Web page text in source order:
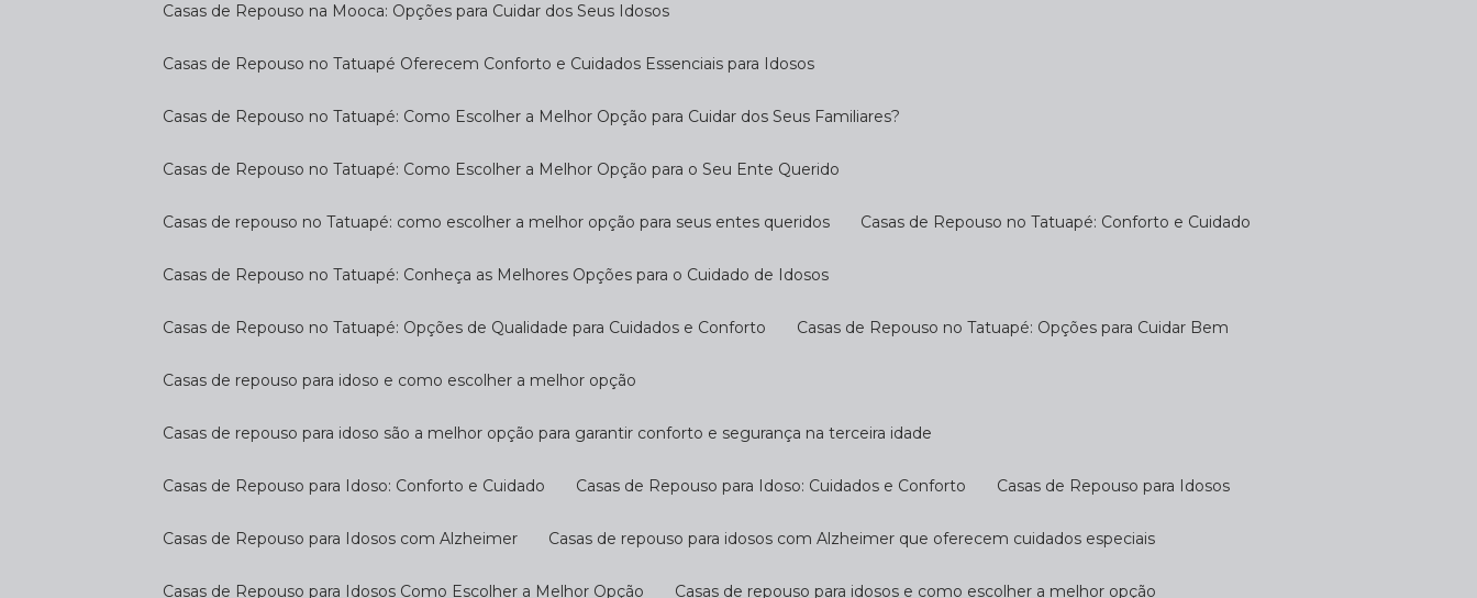
Casas de Repouso na Mooca: Opções para Cuidar dos Seus Idosos
Casas de Repouso no Tatuapé Oferecem Conforto e Cuidados Essenciais para Idosos
Casas de Repouso no Tatuapé: Como Escolher a Melhor Opção para Cuidar dos Seus Familiares?
Casas de Repouso no Tatuapé: Como Escolher a Melhor Opção para o Seu Ente Querido
Casas de repouso no Tatuapé: como escolher a melhor opção para seus entes queridos Casas de Repouso no Tatuapé: Conforto e Cuidado
Casas de Repouso no Tatuapé: Conheça as Melhores Opções para o Cuidado de Idosos
Casas de Repouso no Tatuapé: Opções de Qualidade para Cuidados e Conforto Casas de Repouso no Tatuapé: Opções para Cuidar Bem
Casas de repouso para idoso e como escolher a melhor opção
Casas de repouso para idoso são a melhor opção para garantir conforto e segurança na terceira idade
Casas de Repouso para Idoso: Conforto e Cuidado Casas de Repouso para Idoso: Cuidados e Conforto Casas de Repouso para Idosos
Casas de Repouso para Idosos com Alzheimer Casas de repouso para idosos com Alzheimer que oferecem cuidados especiais
Casas de Repouso para Idosos Como Escolher a Melhor Opção Casas de repouso para idosos e como escolher a melhor opção